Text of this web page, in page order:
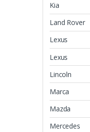
Kia
Land Rover
Lexus
Lexus
Lincoln
Marca
Mazda
Mercedes